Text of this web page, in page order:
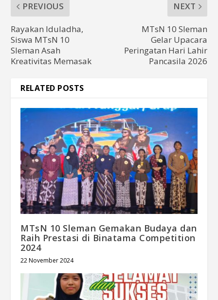
PREVIOUS
Rayakan Iduladha,
Siswa MTsN 10
Sleman Asah
Kreativitas Memasak
NEXT
MTsN 10 Sleman
Gelar Upacara
Peringatan Hari Lahir
Pancasila 2026
RELATED POSTS
MTsN 10 Sleman Gemakan Budaya dan
Raih Prestasi di Binatama Competition
2024
22 November 2024